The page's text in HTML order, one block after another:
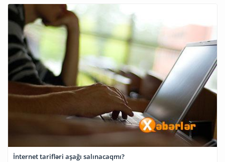
İnternet tarifləri aşağı salınacaqmı?